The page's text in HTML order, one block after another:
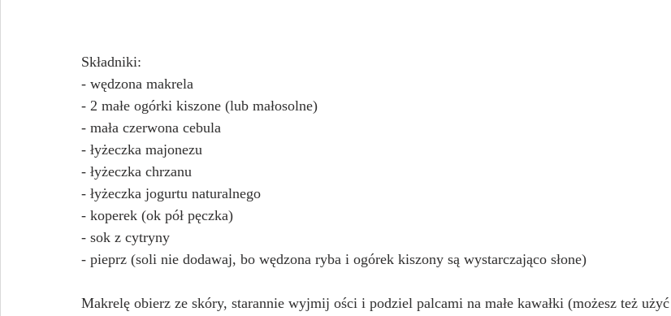
Składniki:
- wędzona makrela
- 2 małe ogórki kiszone (lub małosolne)
- mała czerwona cebula
- łyżeczka majonezu
- łyżeczka chrzanu
- łyżeczka jogurtu naturalnego
- koperek (ok pół pęczka)
- sok z cytryny
- pieprz (soli nie dodawaj, bo wędzona ryba i ogórek kiszony są wystarczająco słone)
Makrelę obierz ze skóry, starannie wyjmij ości i podziel palcami na małe kawałki (możesz też użyć